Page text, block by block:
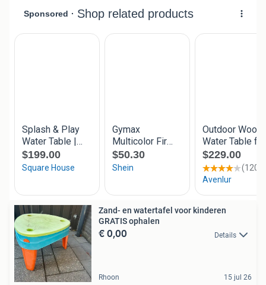
Zand- en watertafel voor kinderen
GRATIS ophalen
€ 0,00 Details
Rhoon 15 jul 26